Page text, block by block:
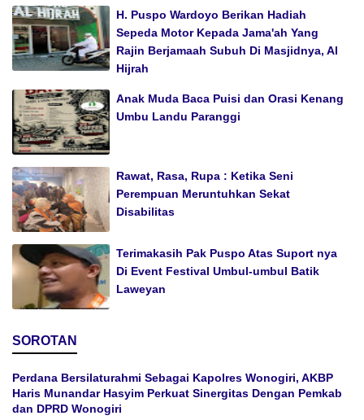
H. Puspo Wardoyo Berikan Hadiah
Sepeda Motor Kepada Jama'ah Yang
Rajin Berjamaah Subuh Di Masjidnya, Al
Hijrah
Anak Muda Baca Puisi dan Orasi Kenang
Umbu Landu Paranggi
Rawat, Rasa, Rupa : Ketika Seni
Perempuan Meruntuhkan Sekat
Disabilitas
Terimakasih Pak Puspo Atas Suport nya
Di Event Festival Umbul-umbul Batik
Laweyan
SOROTAN
Perdana Bersilaturahmi Sebagai Kapolres Wonogiri, AKBP
Haris Munandar Hasyim Perkuat Sinergitas Dengan Pemkab
dan DPRD Wonogiri